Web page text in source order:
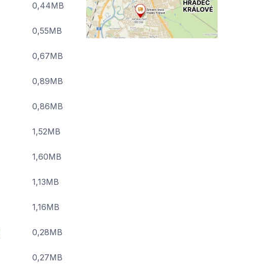
0,44MB
0,55MB
0,67MB
0,89MB
0,86MB
1,52MB
1,60MB
1,13MB
1,16MB
0,28MB
0,27MB